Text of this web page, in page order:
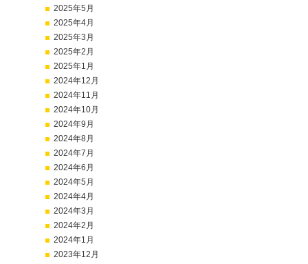
2025年5月
2025年4月
2025年3月
2025年2月
2025年1月
2024年12月
2024年11月
2024年10月
2024年9月
2024年8月
2024年7月
2024年6月
2024年5月
2024年4月
2024年3月
2024年2月
2024年1月
2023年12月